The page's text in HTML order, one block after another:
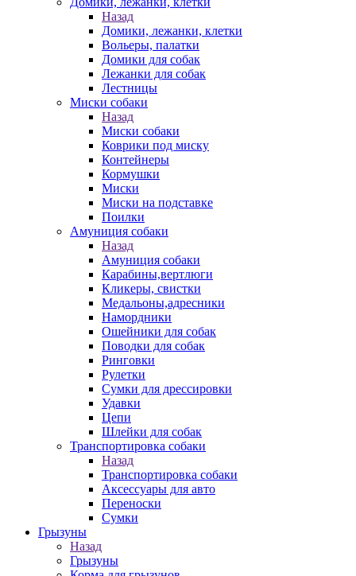
Назад
Домики, лежанки, клетки
Вольеры, палатки
Домики для собак
Лежанки для собак
Лестницы
Миски собаки
Назад
Миски собаки
Коврики под миску
Контейнеры
Кормушки
Миски
Миски на подставке
Поилки
Амуниция собаки
Назад
Амуниция собаки
Карабины,вертлюги
Кликеры, свистки
Медальоны,адресники
Намордники
Ошейники для собак
Поводки для собак
Ринговки
Рулетки
Сумки для дрессировки
Удавки
Цепи
Шлейки для собак
Транспортировка собаки
Назад
Транспортировка собаки
Аксессуары для авто
Переноски
Сумки
Грызуны
Назад
Грызуны